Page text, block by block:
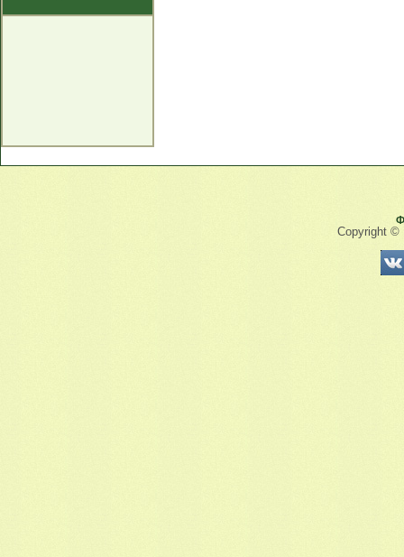
Copyright ©